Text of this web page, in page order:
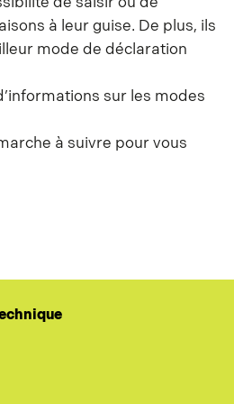
à leur guise. De plus, ils
mode de déclaration
sur les modes
à suivre pour vous